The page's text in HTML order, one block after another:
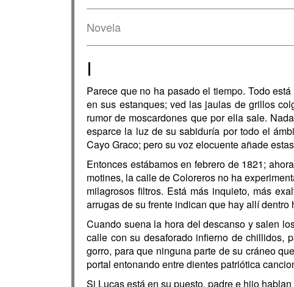
Novela
I
Parece que no ha pasado el tiempo. Todo
en sus estanques; ved las jaulas de grillos
rumor de moscardones que por ella sale.
esparce la luz de su sabiduría por todo el
Cayo Graco; pero su voz elocuente añade
Entonces estábamos en febrero de 1821;
motines, la calle de Coloreros no ha
milagrosos filtros. Está más inquieto, más
arrugas de su frente indican que hay allí
Cuando suena la hora del descanso y salen
calle con su desaforado infierno de chillidos,
gorro, para que ninguna parte de su cráneo
portal entonando entre dientes patriótica
Si Lucas está en su puesto, padre e hijo